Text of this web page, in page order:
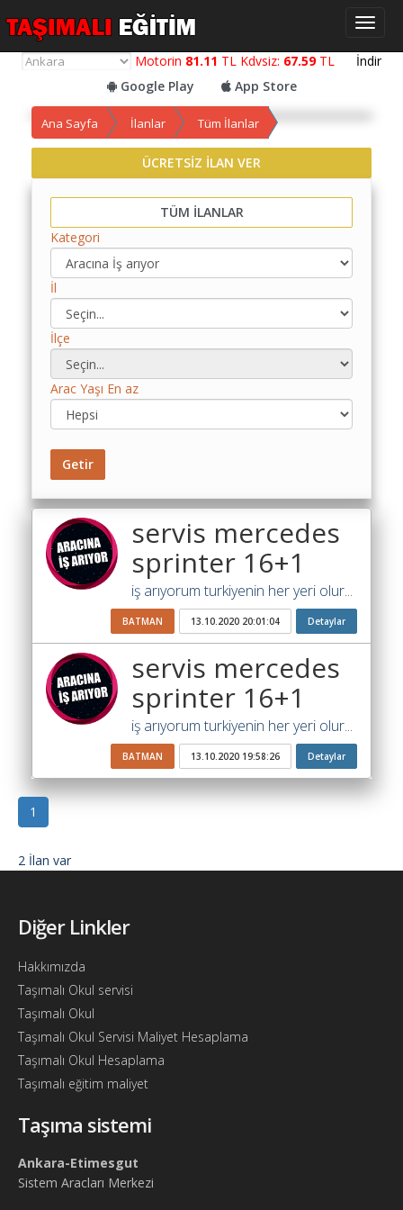
Motorin 81.11 TL Kdvsiz: 67.59TL İndir
Google Play
App Store
Maliyet
Yemek
Hesaplama
Kredili
Maliyet
Hesaplama
Maliyet
Hesaplama
Şartname
Karşılaştırma
Robotu
Masaüstü
Maliyet
Programı
Değer
Hesaplama
Akaryakıt
Fiyatları
İlanlar
Arayanlar
arayanlar
olup
iş
arayanlar
Aracına
iş
arayanlar
Blog
Yol
Katsayısı
Ana Sayfa İlanlar Tüm İlanlar
ÜCRETSİZ İLAN VER
TÜM İLANLAR
Kategori
İl
İlçe
Arac Yaşı En az
Getir
servis mercedes
sprinter 16+1
iş arıyorum turkiyenin her yeri olur...
BATMAN 13.10.2020 20:01:04 Detaylar
servis mercedes
sprinter 16+1
iş arıyorum turkiyenin her yeri olur...
BATMAN 13.10.2020 19:58:26 Detaylar
1
2 İlan var
Diğer Linkler
Hakkımızda
Taşımalı Okul servisi
Taşımalı Okul
Taşımalı Okul Servisi Maliyet Hesaplama
Taşımalı Okul Hesaplama
Taşımalı eğitim maliyet
Taşıma sistemi
Ankara-Etimesgut
Sistem Aracları Merkezi